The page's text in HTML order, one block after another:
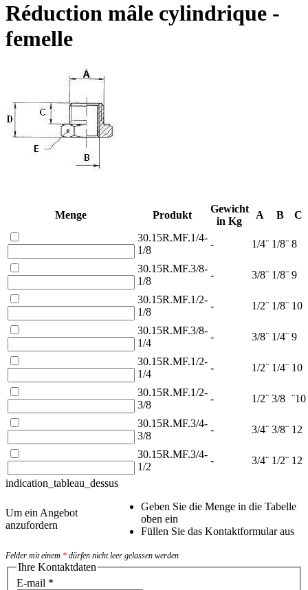
Réduction mâle cylindrique -
femelle
Menge Produkt
Gewicht
in Kg
A B
C
30.15R.MF.1/4-
1/8
- 1/4¨ 1/8¨ 8
30.15R.MF.3/8-
1/8
- 3/8¨ 1/8¨ 9
30.15R.MF.1/2-
1/8
- 1/2¨ 1/8¨ 10
30.15R.MF.3/8-
1/4
- 3/8¨ 1/4¨ 9
30.15R.MF.1/2-
1/4
- 1/2¨ 1/4¨ 10
30.15R.MF.1/2-
3/8
- 1/2¨ 3/8 ¨10
30.15R.MF.3/4-
3/8
- 3/4¨ 3/8¨ 12
30.15R.MF.3/4-
1/2
- 3/4¨ 1/2¨ 12
indication_tableau_dessus
Um ein Angebot
anzufordern
Geben Sie die Menge in die Tabelle
oben ein
Füllen Sie das Kontaktformular aus
Felder mit einem * dürfen nicht leer gelassen werden
Ihre Kontaktdaten
E-mail *